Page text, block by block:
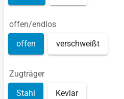
offen/endlos
offen verschweißt
Zugträger
Stahl Kevlar